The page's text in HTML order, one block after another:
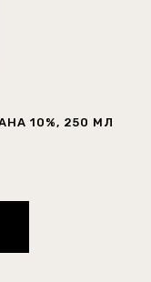
10%, 250 МЛ